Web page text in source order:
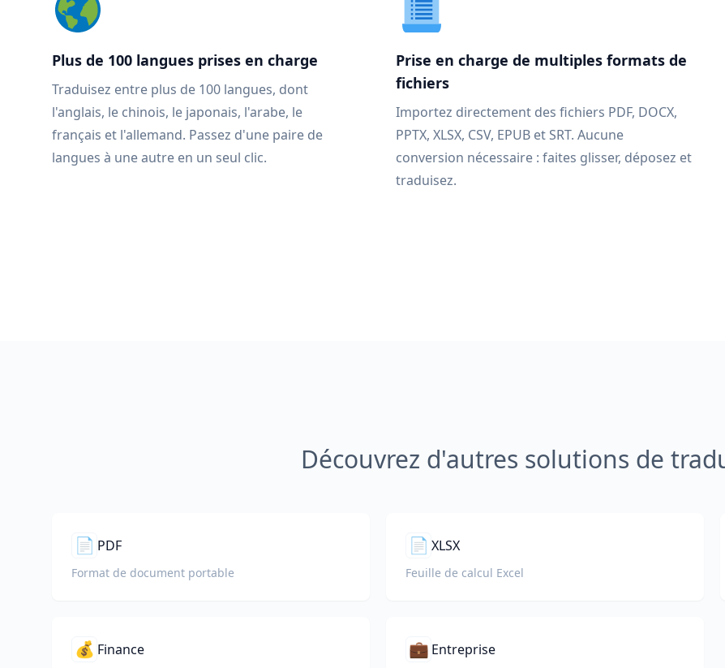
Plus de 100 langues prises en charge
Traduisez entre plus de 100 langues, dont
l'anglais, le chinois, le japonais, l'arabe, le
français et l'allemand. Passez d'une paire de
langues à une autre en un seul clic.
Prise en charge de multiples formats de
fichiers
Importez directement des fichiers PDF, DOCX,
PPTX, XLSX, CSV, EPUB et SRT. Aucune
conversion nécessaire : faites glisser, déposez et
traduisez.
Découvrez d'autres solutions de
📄 PDF
Format de document portable
📄 XLSX
Feuille de calcul Excel
💰 Finance 💼 Entreprise